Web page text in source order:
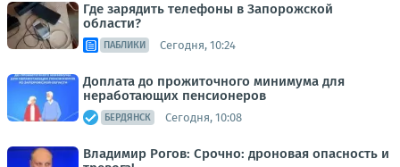
Где зарядить телефоны в Запорожской
области?
ПАБЛИКИ Сегодня, 10:24
Доплата до прожиточного минимума для
неработающих пенсионеров
БЕРДЯНСК Сегодня, 10:08
Владимир Рогов: Срочно: дроновая опасность и